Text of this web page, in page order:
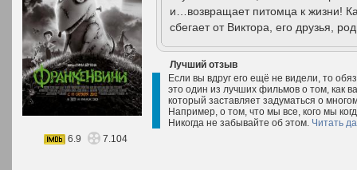
и…возвращает питомца к жизни!
сбегает от Виктора, его друзья,
Лучший отзыв
Если вы вдруг его ещё не видели, то
это один из лучших фильмов о том, как
который заставляет задуматься о
Например, о том, что мы все, кого мы
Никогда не забывайте об этом. Читать
6.9
7.104